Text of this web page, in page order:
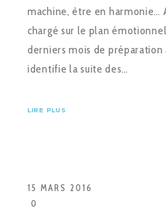
machine, être en harmonie…
chargé sur le plan
derniers mois de
identifie la suite des…
LIRE PLUS
15 MARS 2016
0